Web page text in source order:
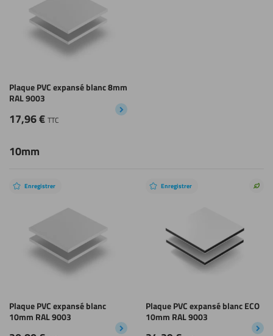
Plaque PVC expansé blanc 8mm
RAL 9003
17,96€ TTC
10mm
Enregistrer
Plaque PVC expansé blanc
10mm RAL 9003
Enregistrer
Plaque PVC expansé blanc ECO
10mm RAL 9003